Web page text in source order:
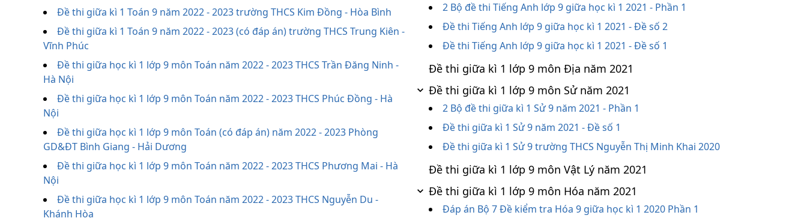
Đề thi giữa kì 1 Toán 9 năm 2022 - 2023 trường THCS Kim Đồng - Hòa Bình
Đề thi giữa kì 1 Toán 9 năm 2022 - 2023 (có đáp án) trường THCS Trung Kiên -
Vĩnh Phúc
Đề thi giữa học kì 1 lớp 9 môn Toán năm 2022 - 2023 THCS Trần Đăng Ninh -
Hà Nội
Đề thi giữa học kì 1 lớp 9 môn Toán năm 2022 - 2023 THCS Phúc Đồng - Hà
Nội
Đề thi giữa học kì 1 lớp 9 môn Toán (có đáp án) năm 2022 - 2023 Phòng
GD&ĐT Bình Giang - Hải Dương
Đề thi giữa học kì 1 lớp 9 môn Toán năm 2022 - 2023 THCS Phương Mai - Hà
Nội
Đề thi giữa học kì 1 lớp 9 môn Toán năm 2022 - 2023 THCS Nguyễn Du -
Khánh Hòa
2 Bộ đề thi Tiếng Anh lớp 9 giữa học kì 1 2021 - Phần 1
Đề thi Tiếng Anh lớp 9 giữa học kì 1 2021 - Đề số 2
Đề thi Tiếng Anh lớp 9 giữa học kì 1 2021 - Đề số 1
Đề thi giữa kì 1 lớp 9 môn Địa năm 2021
Đề thi giữa kì 1 lớp 9 môn Sử năm 2021
2 Bộ đề thi giữa kì 1 Sử 9 năm 2021 - Phần 1
Đề thi giữa kì 1 Sử 9 năm 2021 - Đề số 1
Đề thi giữa kì 1 Sử 9 trường THCS Nguyễn Thị Minh Khai 2020
Đề thi giữa kì 1 lớp 9 môn Vật Lý năm 2021
Đề thi giữa kì 1 lớp 9 môn Hóa năm 2021
Đáp án Bộ 7 Đề kiểm tra Hóa 9 giữa học kì 1 2020 Phần 1